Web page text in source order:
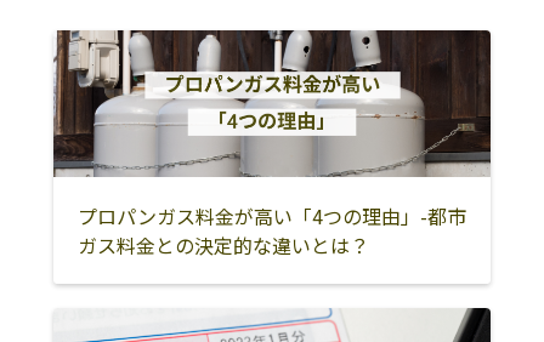
岩倉市
豊明市
日進市
清須市
北名古屋市
愛知郡東郷町
西春日井郡豊山
丹羽郡大口町 丹羽郡扶桑町
津島市 愛西市
海部郡大治町
海部郡蟹江町
海部郡飛島村
プロパンガス料金が高い「4つの理由」-都市
ガス料金との決定的な違いとは？